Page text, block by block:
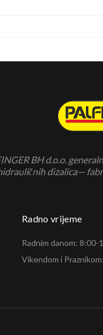
BH d.o.o.
dizalica—
Radno vrijeme
Radnim danom: 8:00-
Vikendom i